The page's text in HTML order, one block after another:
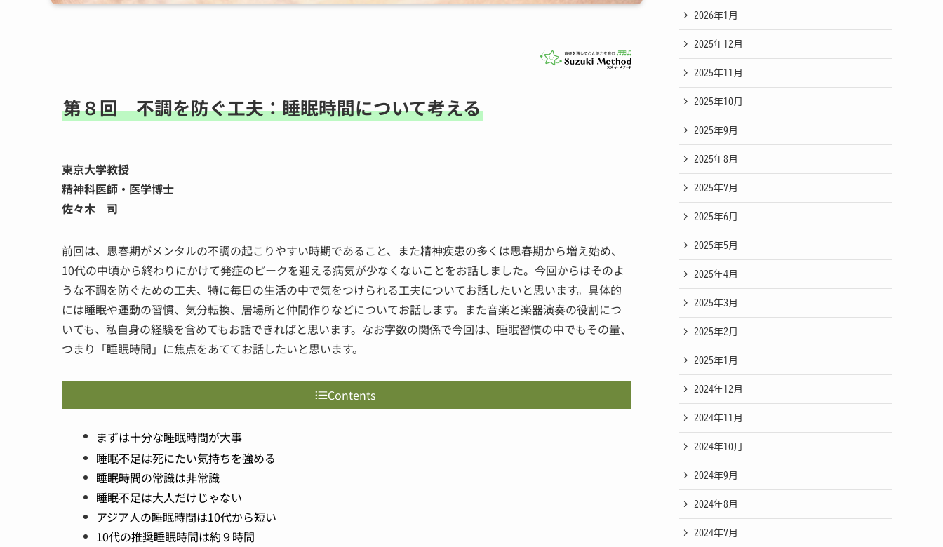
第８回 不調を防ぐ工夫：睡眠時間について考える
東京大学教授
精神科医師・医学博士
佐々木 司
前回は、思春期がメンタルの不調の起こりやすい時期であること、また精神疾患の多くは思春期から増え始め、
10代の中頃から終わりにかけて発症のピークを迎える病気が少なくないことをお話しました。今回からはそのよ
うな不調を防ぐための工夫、特に毎日の生活の中で気をつけられる工夫についてお話したいと思います。具体的
には睡眠や運動の習慣、気分転換、居場所と仲間作りなどについてお話します。また音楽と楽器演奏の役割につ
いても、私自身の経験を含めてもお話できればと思います。なお字数の関係で今回は、睡眠習慣の中でもその量、
つまり「睡眠時間」に焦点をあててお話したいと思います。
Contents
まずは十分な睡眠時間が大事
睡眠不足は死にたい気持ちを強める
睡眠時間の常識は非常識
睡眠不足は大人だけじゃない
アジア人の睡眠時間は10代から短い
10代の推奨睡眠時間は約９時間
2026年1月
2025年12月
2025年11月
2025年10月
2025年9月
2025年8月
2025年7月
2025年6月
2025年5月
2025年4月
2025年3月
2025年2月
2025年1月
2024年12月
2024年11月
2024年10月
2024年9月
2024年8月
2024年7月